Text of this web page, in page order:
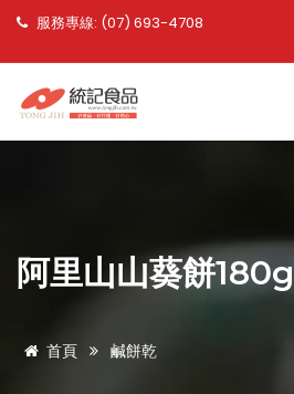
服務專線: (07) 693-4708
阿里山山葵餅180g
首頁 鹹餅乾